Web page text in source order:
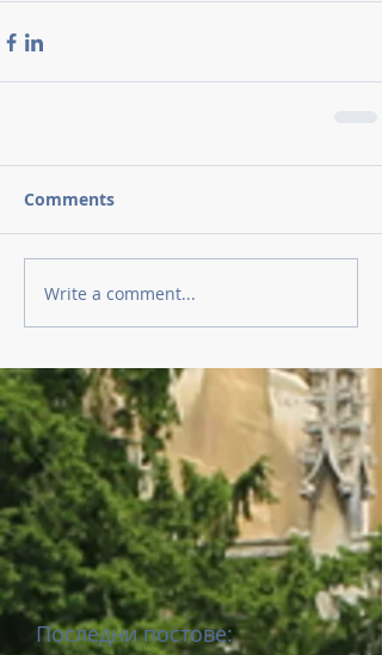
Comments
Write a comment...
Последни постове: